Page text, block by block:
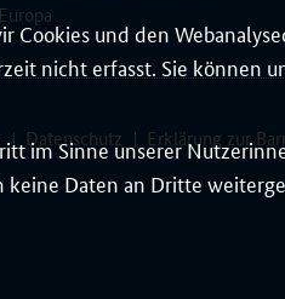
und den
nicht erfasst. Sie können
im Sinne unserer
Daten an Dritte
Datenschutz Erklärung zur